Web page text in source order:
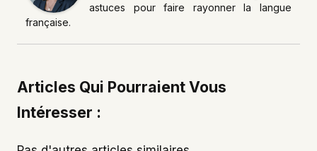
astuces pour faire rayonner la langue
française.
Articles Qui Pourraient Vous
Intéresser :